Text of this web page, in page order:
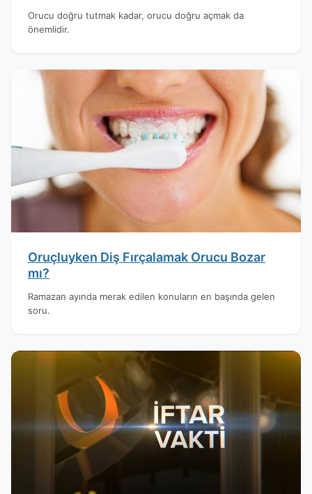
Orucu doğru tutmak kadar, orucu doğru açmak da
önemlidir.
Oruçluyken Diş Fırçalamak Orucu Bozar
mı?
Ramazan ayında merak edilen konuların en başında gelen
soru.